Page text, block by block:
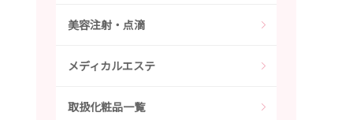
美容注射・点滴
メディカルエステ
取扱化粧品一覧